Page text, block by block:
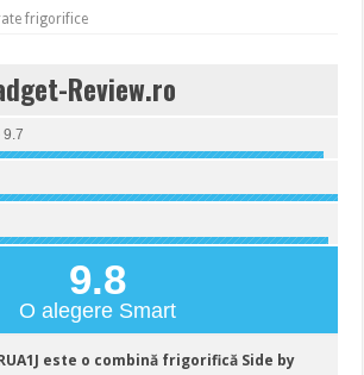
frigorifice
Review.ro
9.7
9.8
O alegere Smart
este o combină frigorifică Side by